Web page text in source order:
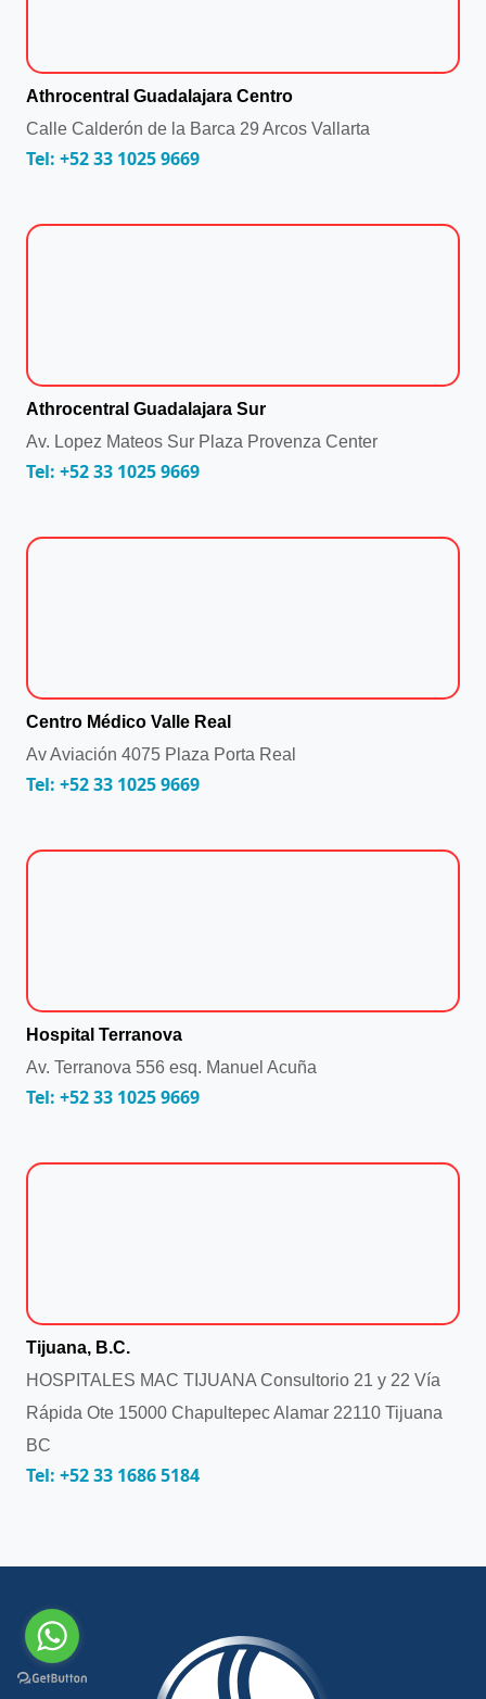
Athrocentral Guadalajara Centro
Calle Calderón de la Barca 29 Arcos Vallarta
Tel: +52 33 1025 9669
Athrocentral Guadalajara Sur
Av. Lopez Mateos Sur Plaza Provenza Center
Tel: +52 33 1025 9669
Centro Médico Valle Real
Av Aviación 4075 Plaza Porta Real
Tel: +52 33 1025 9669
Hospital Terranova
Av. Terranova 556 esq. Manuel Acuña
Tel: +52 33 1025 9669
Tijuana, B.C.
HOSPITALES MAC TIJUANA Consultorio 21 y 22 Vía
Rápida Ote 15000 Chapultepec Alamar 22110 Tijuana
BC
Tel: +52 33 1686 5184